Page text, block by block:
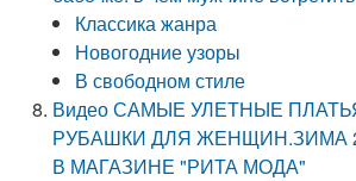
Классика жанра
Новогодние узоры
В свободном стиле
Видео САМЫЕ УЛЕТНЫЕ
РУБАШКИ ДЛЯ ЖЕНЩИН.ЗИМА
В МАГАЗИНЕ "РИТА МОДА"